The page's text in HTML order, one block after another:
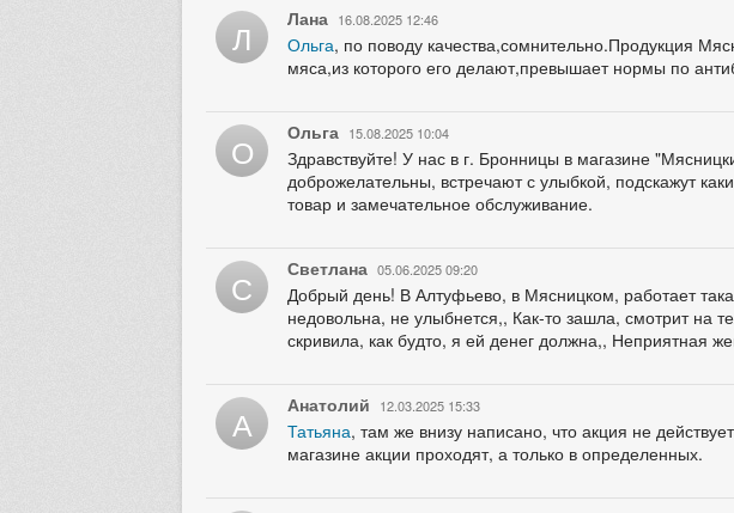
Л Лана 16.08.2025 12:46
Ольга, по поводу качества,сомнительно.Продукция
мяса,из которого его делают,превышает нормы по
О Ольга 15.08.2025 10:04
Здравствуйте! У нас в г. Бронницы в магазине
доброжелательны, встречают с улыбкой, подскажут
товар и замечательное обслуживание.
С Светлана 05.06.2025 09:20
Добрый день! В Алтуфьево, в Мясницком, работает
недовольна, не улыбнется,, Как-то зашла, смотрит на
скривила, как будто, я ей денег должна,, Неприятная
А Анатолий 12.03.2025 15:33
Татьяна, там же внизу написано, что акция не
магазине акции проходят, а только в определенных.